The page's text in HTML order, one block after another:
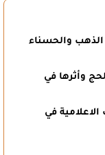
الذهب والحسناء
2 فلسفة الحج وأثرها في
في